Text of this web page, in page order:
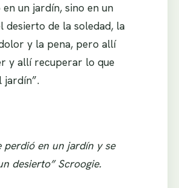
un jardín, sino en un
desierto de la soledad, la
y la pena, pero allí
y allí recuperar lo que
jardín”.
perdió en un jardín y se
desierto” Scroogie.